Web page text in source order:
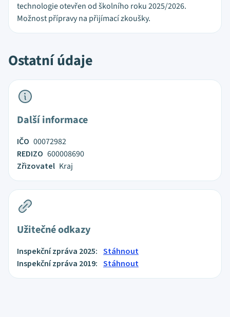
technologie otevřen od školního roku 2025/2026.
Možnost přípravy na přijímací zkoušky.
Ostatní údaje
Další informace
IČO 00072982
REDIZO 600008690
Zřizovatel Kraj
Užitečné odkazy
Inspekční zpráva 2025: Stáhnout
Inspekční zpráva 2019: Stáhnout